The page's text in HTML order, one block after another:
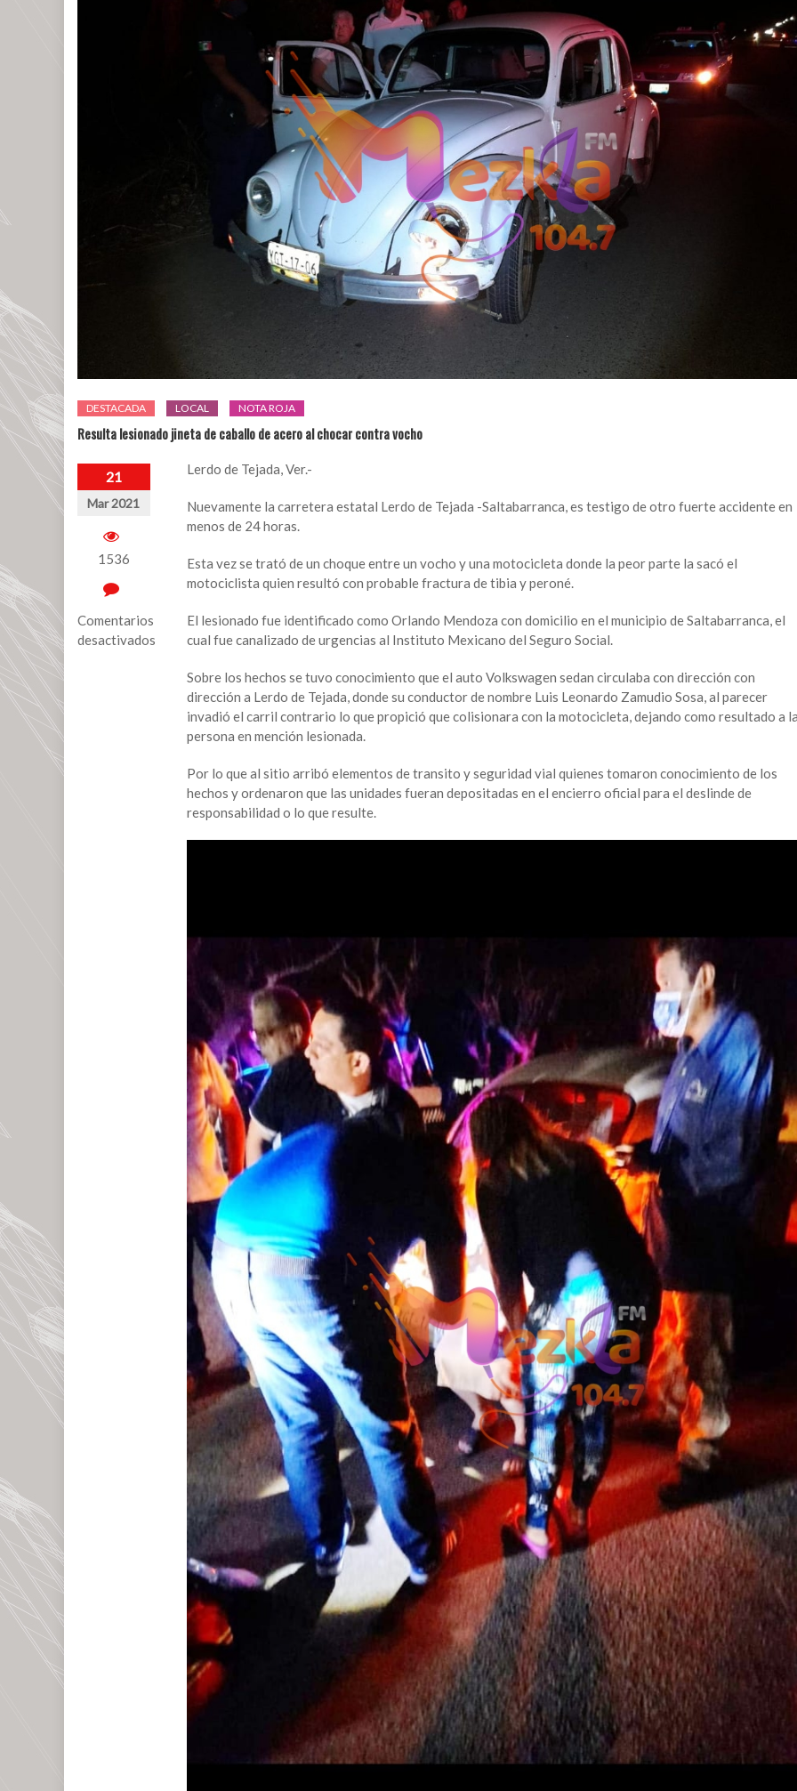
DESTACADA LOCAL NOTA ROJA
Resulta lesionado jineta de caballo de acero al chocar contra vocho
21
Mar 2021
1536
Comentarios
desactivados
Lerdo de Tejada, Ver.-
Nuevamente la carretera estatal Lerdo de Tejada -Saltabarranca, es testigo de otro fuerte accidente en
menos de 24 horas.
Esta vez se trató de un choque entre un vocho y una motocicleta donde la peor parte la sacó el
motociclista quien resultó con probable fractura de tibia y peroné.
El lesionado fue identificado como Orlando Mendoza con domicilio en el municipio de Saltabarranca, el
cual fue canalizado de urgencias al Instituto Mexicano del Seguro Social.
Sobre los hechos se tuvo conocimiento que el auto Volkswagen sedan circulaba con dirección con
dirección a Lerdo de Tejada, donde su conductor de nombre Luis Leonardo Zamudio Sosa, al parecer
invadió el carril contrario lo que propició que colisionara con la motocicleta, dejando como resultado a
persona en mención lesionada.
Por lo que al sitio arribó elementos de transito y seguridad vial quienes tomaron conocimiento de los
hechos y ordenaron que las unidades fueran depositadas en el encierro oficial para el deslinde de
responsabilidad o lo que resulte.